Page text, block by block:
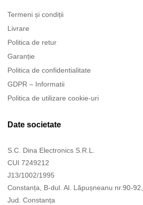
Termeni și condiții
Livrare
Politica de retur
Garanție
Politica de confidentialitate
GDPR – Informatii
Politica de utilizare cookie-uri
Date societate
S.C. Dina Electronics S.R.L.
CUI 7249212
J13/1002/1995
Constanța, B-dul. Al. Lăpușneanu nr.90-92,
Jud. Constanța